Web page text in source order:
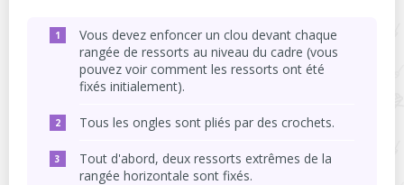
Vous devez enfoncer un clou devant chaque
rangée de ressorts au niveau du cadre (vous
pouvez voir comment les ressorts ont été
fixés initialement).
Tous les ongles sont pliés par des crochets.
Tout d'abord, deux ressorts extrêmes de la
rangée horizontale sont fixés.